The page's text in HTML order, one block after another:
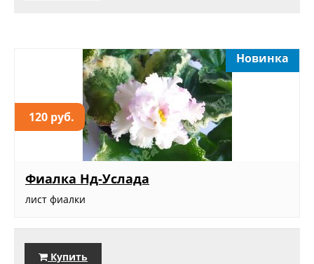
120 руб.
Новинка
Фиалка Нд-Услада
лист фиалки
Купить